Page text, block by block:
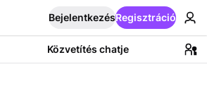
BejelentkezésRegisztráció
Közvetítés chatje